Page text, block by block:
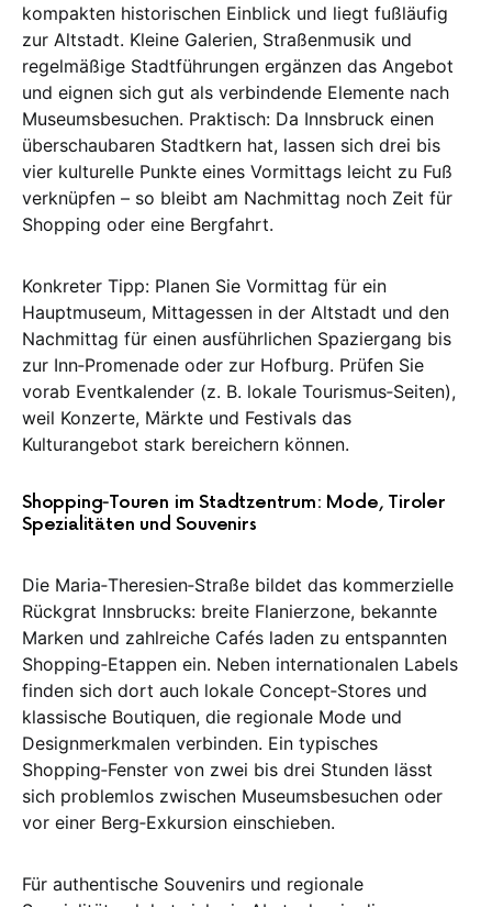
kompakten historischen Einblick und liegt fußläufig
zur Altstadt. Kleine Galerien, Straßenmusik und
regelmäßige Stadtführungen ergänzen das Angebot
und eignen sich gut als verbindende Elemente nach
Museumsbesuchen. Praktisch: Da Innsbruck einen
überschaubaren Stadtkern hat, lassen sich drei bis
vier kulturelle Punkte eines Vormittags leicht zu Fuß
verknüpfen – so bleibt am Nachmittag noch Zeit für
Shopping oder eine Bergfahrt.
Konkreter Tipp: Planen Sie Vormittag für ein
Hauptmuseum, Mittagessen in der Altstadt und den
Nachmittag für einen ausführlichen Spaziergang bis
zur Inn‑Promenade oder zur Hofburg. Prüfen Sie
vorab Eventkalender (z. B. lokale Tourismus‑Seiten),
weil Konzerte, Märkte und Festivals das
Kulturangebot stark bereichern können.
Shopping‑Touren im Stadtzentrum: Mode, Tiroler
Spezialitäten und Souvenirs
Die Maria‑Theresien‑Straße bildet das kommerzielle
Rückgrat Innsbrucks: breite Flanierzone, bekannte
Marken und zahlreiche Cafés laden zu entspannten
Shopping‑Etappen ein. Neben internationalen Labels
finden sich dort auch lokale Concept‑Stores und
klassische Boutiquen, die regionale Mode und
Designmerkmalen verbinden. Ein typisches
Shopping‑Fenster von zwei bis drei Stunden lässt
sich problemlos zwischen Museumsbesuchen oder
vor einer Berg‑Exkursion einschieben.
Für authentische Souvenirs und regionale